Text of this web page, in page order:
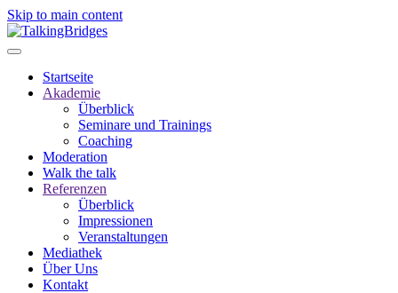
Skip to main content
Startseite
Akademie
Überblick
Seminare und Trainings
Coaching
Moderation
Walk the talk
Referenzen
Überblick
Impressionen
Veranstaltungen
Mediathek
Über Uns
Kontakt